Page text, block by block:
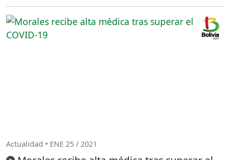
Actualidad • ENE 25 / 2021